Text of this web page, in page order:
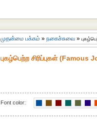
முதன்மை பக்கம் » நகைச்சுவை »
புகழ்பெற்ற சிரிப்புகள் (Famous
Font color: